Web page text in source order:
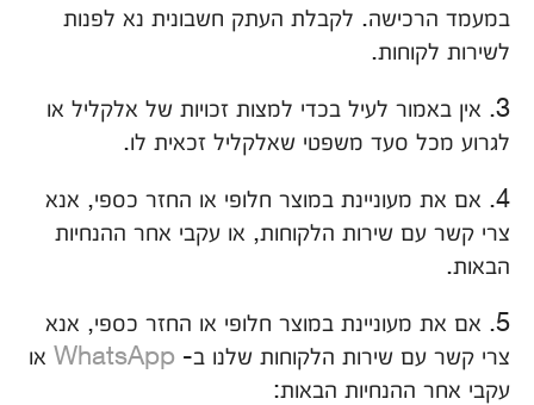
במעמד הרכישה. לקבלת העתק חשבונית נא לפנות
לשירות לקוחות.
3. אין באמור לעיל בכדי למצות זכויות של אלקליל או
לגרוע מכל סעד משפטי שאלקליל זכאית לו.
4. אם את מעוניינת במוצר חלופי או החזר כספי, אנא
צרי קשר עם שירות הלקוחות, או עקבי אחר ההנחיות
הבאות.
5. אם את מעוניינת במוצר חלופי או החזר כספי, אנא
צרי קשר עם שירות הלקוחות שלנו ב- WhatsApp או
עקבי אחר ההנחיות הבאות: